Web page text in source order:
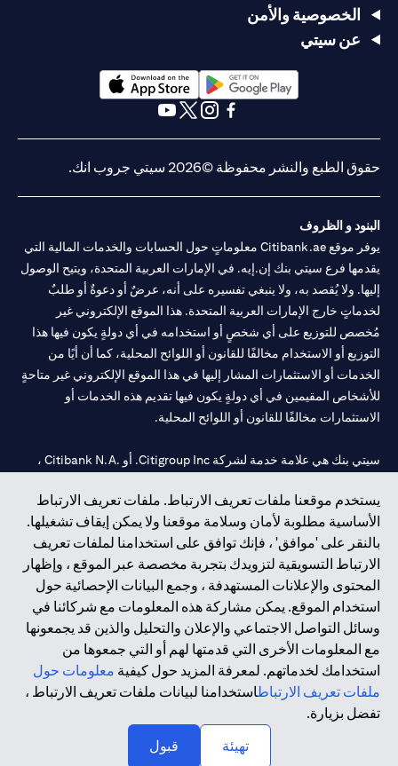
يستخدم موقعنا ملفات تعريف الارتباط. ملفات تعريف الارتباط
الأساسية مطلوبة لأمان وسلامة موقعنا ولا يمكن إيقاف تشغيلها.
بالنقر على 'موافق' ، فإنك توافق على استخدامنا لملفات تعريف
الارتباط التسويقية لتزويدك بتجربة مخصصة عبر الموقع ، وإظهار
المحتوى والإعلانات المستهدفة ، وجمع البيانات الإحصائية حول
استخدام الموقع. يمكن مشاركة هذه المعلومات مع شركائنا في
وسائل التواصل الاجتماعي والإعلان والتحليل والذين قد يجمعونها
مع المعلومات الأخرى التي قدمتها لهم أو التي جمعوها من
استخدامك لخدماتهم. لمعرفة المزيد حول كيفية معلومات حول
ملفات تعريف الارتباطاستخدامنا لبيانات ملفات تعريف الارتباط ،
تفضل بزيارة.
تهيئة
قبول
الخصوصية والأمن
عن سيتي
(opens in a new tab)
حقوق الطبع والنشر محفوظة ©2026 سيتي جروب انك.
البنود و الظروف
يوفر موقع Citibank.ae معلوماتٍ حول الحسابات والخدمات المالية التي
يقدمها فرع سيتي بنك إن.إيه. في الإمارات العربية المتحدة، ويتيح الوصول
إليها. ولا يُقصد به، ولا ينبغي تفسيره على أنه، عرضٌ أو دعوةٌ أو طلبٌ
لخدماتٍ خارج الإمارات العربية المتحدة. هذا الموقع الإلكتروني غير
مُخصص للتوزيع على أي شخصٍ أو استخدامه في أي دولةٍ يكون فيها هذا
التوزيع أو الاستخدام مخالفًا للقانون أو اللوائح المحلية، كما أن أيًا من
الخدمات أو الاستثمارات المشار إليها في هذا الموقع الإلكتروني غير متاحةٍ
للأشخاص المقيمين في أي دولةٍ يكون فيها تقديم هذه الخدمات أو
الاستثمارات مخالفًا للقانون أو اللوائح المحلية.
سيتي بنك هي علامة خدمة لشركة Citigroup Inc. أو .Citibank N.A ،
سيتي بنك إن. إيه. الإمارات مسجل لدى مصرف الإمارات المركزي تحت
أرقام التراخيص 202563 لفرع الوصل في دبي، 531989 لفرع مول
الإمارات في دبي، وCN-1002019لفرع أبوظبي. هاتف: 4000 311 04.
فرع سيتي بنك إن إيه - الإمارات العربية المتحدة مرخص من مصرف
الإمارات العربية المتحدة المركزي كفرع لبنك أجنبي.
سيتي بنك إن إيه الإمارات العربية المتحدة مرخص من هيئة الأوراق المالية
والسلع في الإمارات العربية المتحدة ("SCA") للقيام بالنشاط المالي لـ أ)
الاستشارات المالية والتعريف والترويج بموجب ترخيص رقم
20200000097 ب) وسيط تداول في الأسواق الدولية بموجب ترخيص
حقوق الطبع والنشر محفوظة ©2026 سيتي جروب انك.